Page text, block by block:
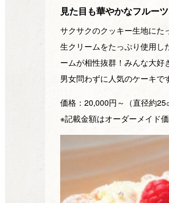
見た目も華やかなフルー
サクサクのクッキー生地にた
生クリームをたっぷり使用し
ームが相性抜群！みんな大好
男女問わずに人気のケーキで
価格：20,000円～（直径約25
※記載金額はオーダーメイド